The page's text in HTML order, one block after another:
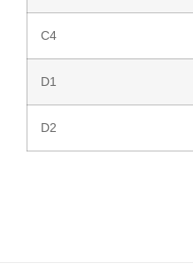
C4
D1
D2